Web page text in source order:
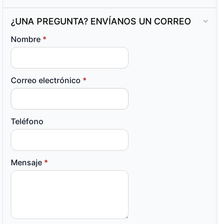
¿UNA PREGUNTA? ENVÍANOS UN CORREO
Nombre *
Correo electrónico *
Teléfono
Mensaje *